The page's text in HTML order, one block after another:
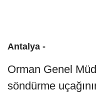
Antalya -
Orman Genel
söndürme